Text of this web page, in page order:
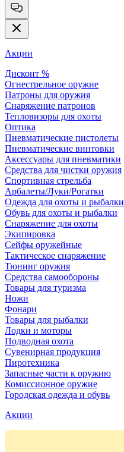
Акции
Дисконт %
Огнестрельное оружие
Патроны для оружия
Снаряжение патронов
Тепловизоры для охоты
Оптика
Пневматические пистолеты
Пневматические винтовки
Аксессуары для пневматики
Средства для чистки оружия
Спортивная стрельба
Арбалеты/Луки/Рогатки
Одежда для охоты и рыбалки
Обувь для охоты и рыбалки
Снаряжение для охоты
Экипировка
Сейфы оружейные
Тактическое снаряжение
Тюнинг оружия
Средства самообороны
Товары для туризма
Ножи
Фонари
Товары для рыбалки
Лодки и моторы
Подводная охота
Сувенирная продукция
Пиротехника
Запасные части к оружию
Комиссионное оружие
Городская одежда и обувь
Акции